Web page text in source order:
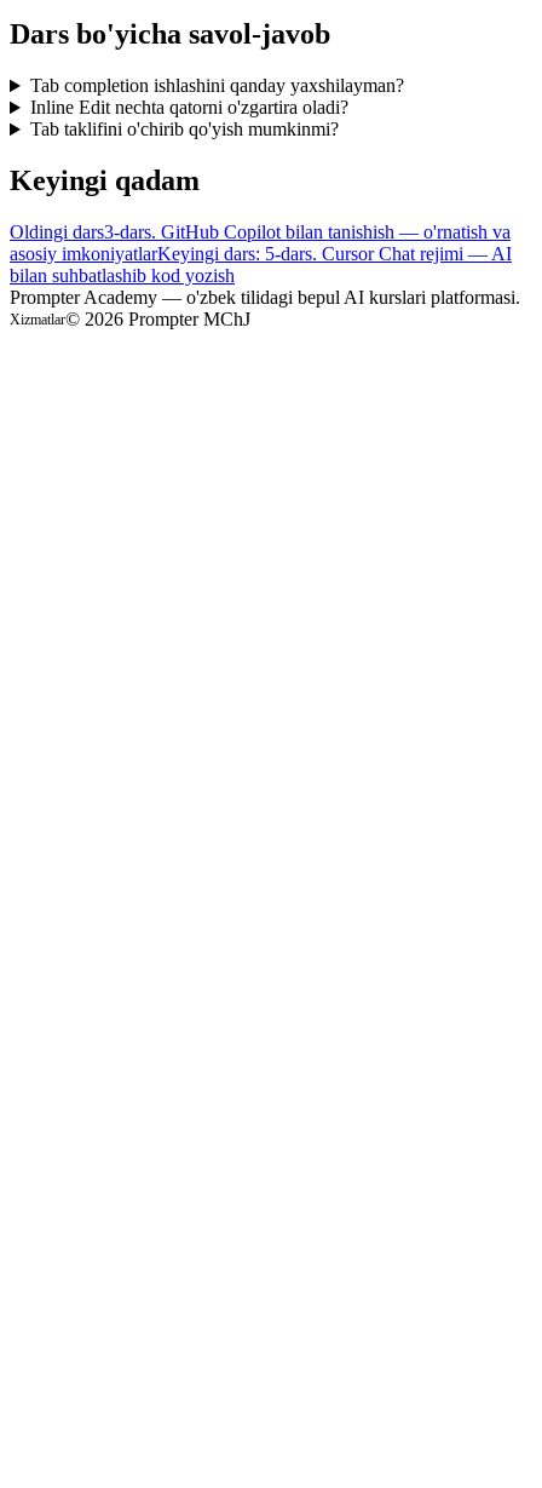
Dars bo'yicha savol-javob
Tab completion ishlashini qanday yaxshilayman?
Inline Edit nechta qatorni o'zgartira oladi?
Tab taklifini o'chirib qo'yish mumkinmi?
Keyingi qadam
Oldingi dars3-dars. GitHub Copilot bilan tanishish — o'rnatish va
asosiy imkoniyatlarKeyingi dars: 5-dars. Cursor Chat rejimi — AI
bilan suhbatlashib kod yozish
Prompter Academy — o'zbek tilidagi bepul AI kurslari platformasi.
Xizmatlar© 2026 Prompter MChJ